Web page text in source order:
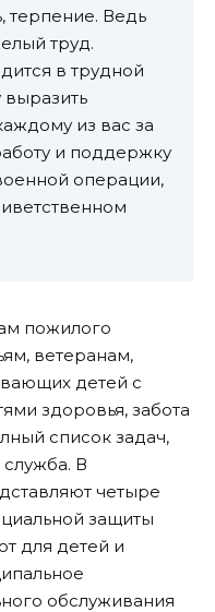
терпение. Ведь
труд.
в трудной
выразить
из вас за
и поддержку
операции,
пожилого
ветеранам,
детей с
здоровья, забота
список задач,
В
четыре
защиты
для детей и
обслуживания